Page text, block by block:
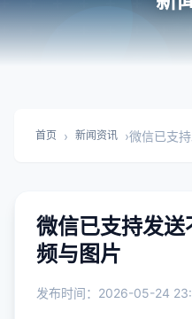
首页 › 新闻资讯 ›微信已支
微信已支持发
频与图片
发布时间：2026-05-24